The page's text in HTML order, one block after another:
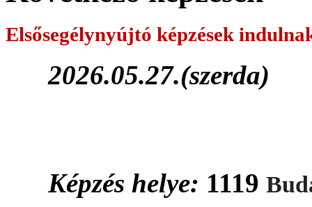
Elsősegélynyújtó képzések
2026.05.27.(szerda)
Képzés helye: 1119